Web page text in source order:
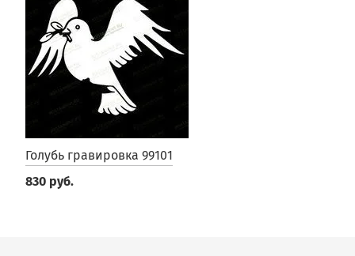
Голубь гравировка 99101
830 руб.